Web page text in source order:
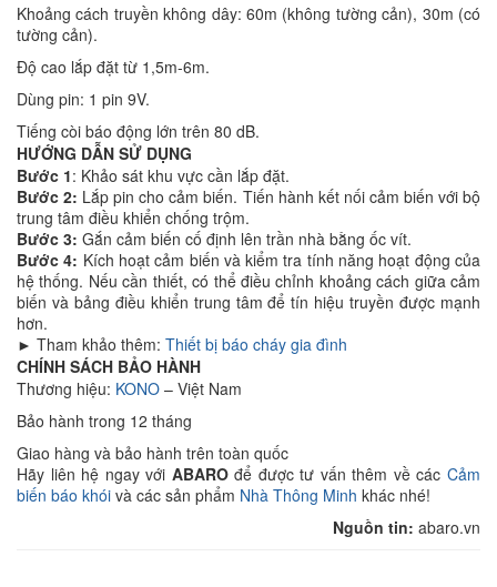
Khoảng cách truyền không dây: 60m (không tường cản), 30m (có
tường cản).
Độ cao lắp đặt từ 1,5m-6m.
Dùng pin: 1 pin 9V.
Tiếng còi báo động lớn trên 80 dB.
HƯỚNG DẪN SỬ DỤNG
Bước 1: Khảo sát khu vực cần lắp đặt.
Bước 2: Lắp pin cho cảm biến. Tiến hành kết nối cảm biến với bộ
trung tâm điều khiển chống trộm.
Bước 3: Gắn cảm biến cố định lên trần nhà bằng ốc vít.
Bước 4: Kích hoạt cảm biến và kiểm tra tính năng hoạt động của
hệ thống. Nếu cần thiết, có thể điều chỉnh khoảng cách giữa cảm
biến và bảng điều khiển trung tâm để tín hiệu truyền được mạnh
hơn.
► Tham khảo thêm: Thiết bị báo cháy gia đình
CHÍNH SÁCH BẢO HÀNH
Thương hiệu: KONO – Việt Nam
Bảo hành trong 12 tháng
Giao hàng và bảo hành trên toàn quốc
Hãy liên hệ ngay với ABAROđể được tư vấn thêm về cácCảm
biến báo khói và các sản phẩm Nhà Thông Minh khác nhé!
Nguồn tin: abaro.vn